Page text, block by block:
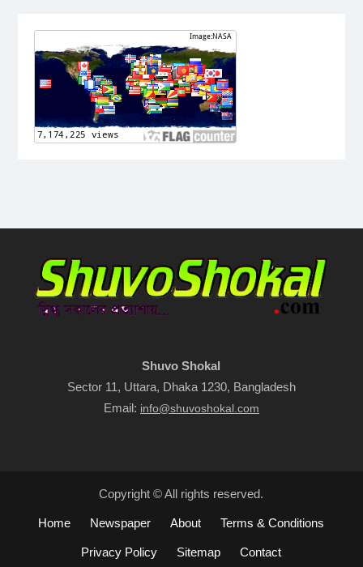
Shuvo Shokal
Sector 11, Uttara, Dhaka 1230, Bangladesh
Email: info@shuvoshokal.com
Copyright © All rights reserved.
Home Newspaper About Terms & Conditions
Privacy Policy Sitemap Contact